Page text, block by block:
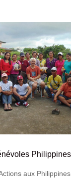
aux Philippines,